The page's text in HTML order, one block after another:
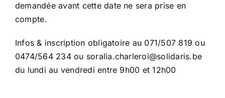
demandée avant cette date ne sera prise en
compte.
Infos & inscription obligatoire au 071/507 819 ou
0474/564 234 ou soralia.charleroi@solidaris.be
du lundi au vendredi entre 9h00 et 12h00